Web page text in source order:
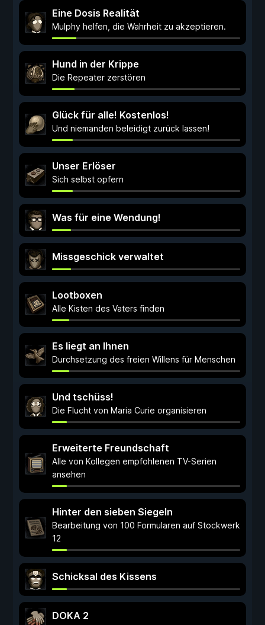
Eine Dosis Realität
Mulphy helfen, die Wahrheit zu akzeptieren.
Hund in der Krippe
Die Repeater zerstören
Glück für alle! Kostenlos!
Und niemanden beleidigt zurück lassen!
Unser Erlöser
Sich selbst opfern
Was für eine Wendung!
Missgeschick verwaltet
Lootboxen
Alle Kisten des Vaters finden
Es liegt an Ihnen
Durchsetzung des freien Willens für Menschen
Und tschüss!
Die Flucht von Maria Curie organisieren
Erweiterte Freundschaft
Alle von Kollegen empfohlenen TV-Serien
ansehen
Hinter den sieben Siegeln
Bearbeitung von 100 Formularen auf Stockwerk
12
Schicksal des Kissens
DOKA 2